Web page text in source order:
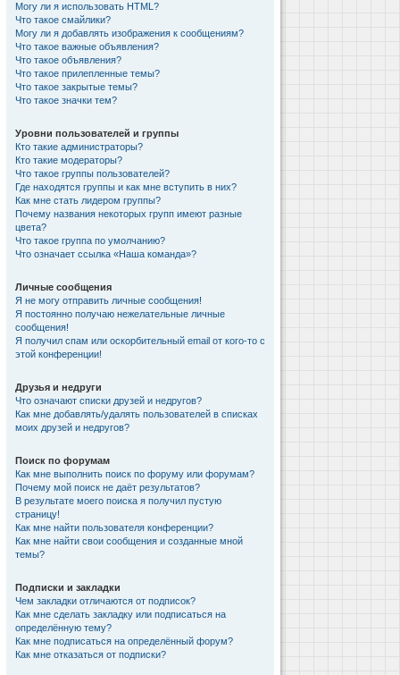
Могу ли я использовать HTML?
Что такое смайлики?
Могу ли я добавлять изображения к сообщениям?
Что такое важные объявления?
Что такое объявления?
Что такое прилепленные темы?
Что такое закрытые темы?
Что такое значки тем?
Уровни пользователей и группы
Кто такие администраторы?
Кто такие модераторы?
Что такое группы пользователей?
Где находятся группы и как мне вступить в них?
Как мне стать лидером группы?
Почему названия некоторых групп имеют разные
цвета?
Что такое группа по умолчанию?
Что означает ссылка «Наша команда»?
Личные сообщения
Я не могу отправить личные сообщения!
Я постоянно получаю нежелательные личные
сообщения!
Я получил спам или оскорбительный email от кого-то с
этой конференции!
Друзья и недруги
Что означают списки друзей и недругов?
Как мне добавлять/удалять пользователей в списках
моих друзей и недругов?
Поиск по форумам
Как мне выполнить поиск по форуму или форумам?
Почему мой поиск не даёт результатов?
В результате моего поиска я получил пустую
страницу!
Как мне найти пользователя конференции?
Как мне найти свои сообщения и созданные мной
темы?
Подписки и закладки
Чем закладки отличаются от подписок?
Как мне сделать закладку или подписаться на
определённую тему?
Как мне подписаться на определённый форум?
Как мне отказаться от подписки?